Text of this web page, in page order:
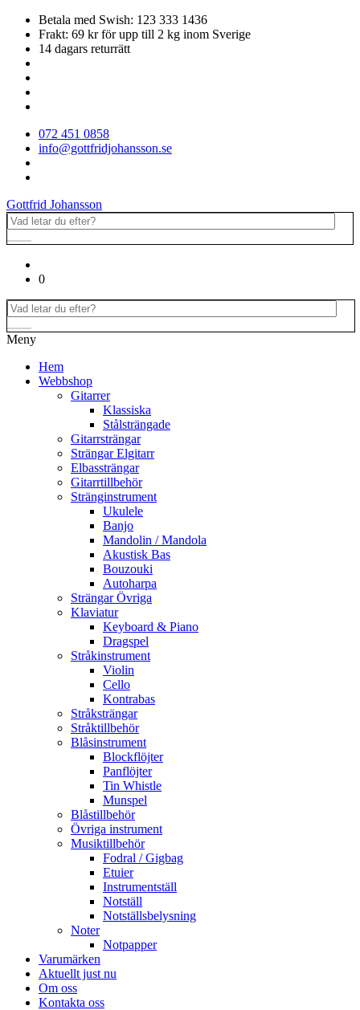
Betala med Swish: 123 333 1436
Frakt: 69 kr för upp till 2 kg inom Sverige
14 dagars returrätt
072 451 0858
info@gottfridjohansson.se
Gottfrid Johansson
0
Meny
Hem
Webbshop
Gitarrer
Klassiska
Stålsträngade
Gitarrsträngar
Strängar Elgitarr
Elbassträngar
Gitarrtillbehör
Stränginstrument
Ukulele
Banjo
Mandolin / Mandola
Akustisk Bas
Bouzouki
Autoharpa
Strängar Övriga
Klaviatur
Keyboard & Piano
Dragspel
Stråkinstrument
Violin
Cello
Kontrabas
Stråksträngar
Stråktillbehör
Blåsinstrument
Blockflöjter
Panflöjter
Tin Whistle
Munspel
Blåstillbehör
Övriga instrument
Musiktillbehör
Fodral / Gigbag
Etuier
Instrumentställ
Notställ
Notställsbelysning
Noter
Notpapper
Varumärken
Aktuellt just nu
Om oss
Kontakta oss